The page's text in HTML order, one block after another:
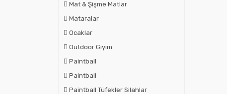
Mat & Şişme Matlar
Mataralar
Ocaklar
Outdoor Giyim
Paintball
Paintball
Paintball Tüfekler Silahlar